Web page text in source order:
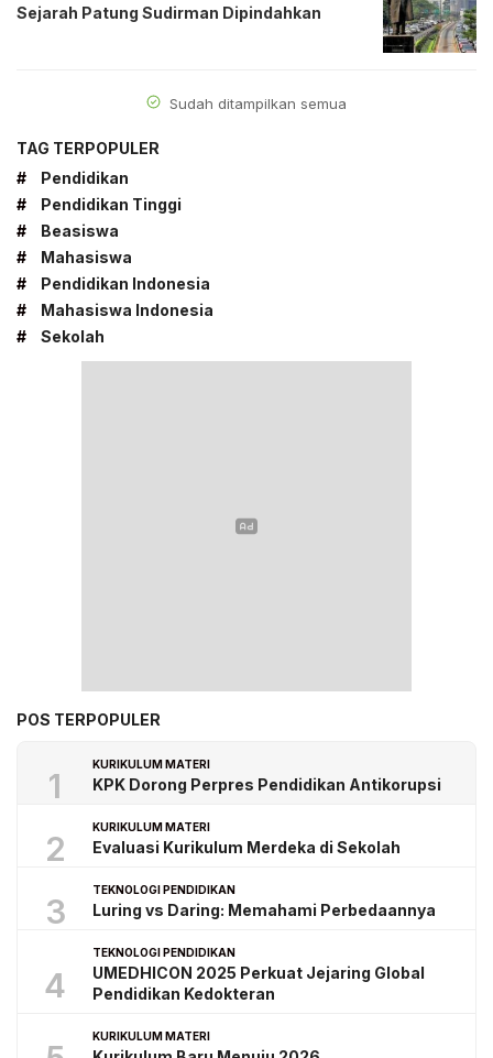
Sejarah Patung Sudirman Dipindahkan
Sudah ditampilkan semua
TAG TERPOPULER
#
Pendidikan
#
Pendidikan Tinggi
#
Beasiswa
#
Mahasiswa
#
Pendidikan Indonesia
#
Mahasiswa Indonesia
#
Sekolah
POS TERPOPULER
1
KURIKULUM MATERI
KPK Dorong Perpres Pendidikan Antikorupsi
2
KURIKULUM MATERI
Evaluasi Kurikulum Merdeka di Sekolah
3
TEKNOLOGI PENDIDIKAN
Luring vs Daring: Memahami Perbedaannya
4
TEKNOLOGI PENDIDIKAN
UMEDHICON 2025 Perkuat Jejaring Global
Pendidikan Kedokteran
KURIKULUM MATERI